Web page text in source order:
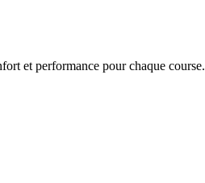
et performance pour chaque course.